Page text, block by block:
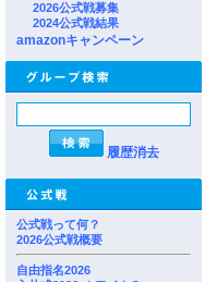
2026公式戦募集
2024公式戦結果
amazonキャンペーン
履歴消去
公式戦って何？
2026公式戦概要
自由指名2026